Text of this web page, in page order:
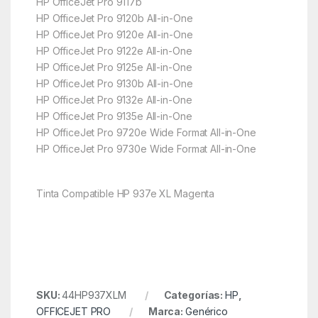
HP OfficeJet Pro 9120b All-in-One
HP OfficeJet Pro 9120e All-in-One
HP OfficeJet Pro 9122e All-in-One
HP OfficeJet Pro 9125e All-in-One
HP OfficeJet Pro 9130b All-in-One
HP OfficeJet Pro 9132e All-in-One
HP OfficeJet Pro 9135e All-in-One
HP OfficeJet Pro 9720e Wide Format All-in-One
HP OfficeJet Pro 9730e Wide Format All-in-One
Tinta Compatible HP 937e XL Magenta
SKU:44HP937XLM Categorías: HP
OFFICEJET PRO
Marca: Genérico